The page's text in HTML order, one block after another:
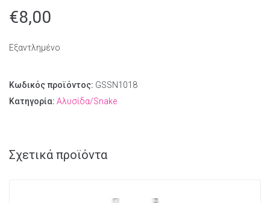
€8,00
Εξαντλημένο
Κωδικός προϊόντος: GSSN1018
Κατηγορία: Αλυσίδα/Snake
Σχετικά προϊόντα